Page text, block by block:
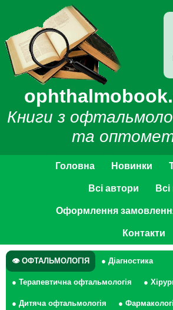
Книги з
та
Головна Новинки
Всі автори
Оформлення
Контакти
👁 ОФТАЛЬМОЛОГІЯ ● Діагностика
● Терапевтична офтальмологія ●
● Дитяча офтальмологія ●